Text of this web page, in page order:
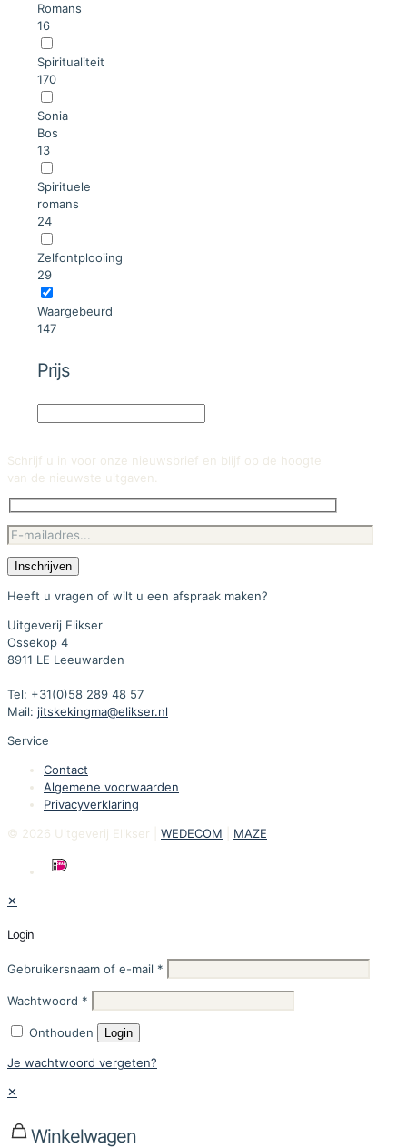
Romans
16
Spiritualiteit
170
Sonia
Bos
13
Spirituele
romans
24
Zelfontplooiing
29
Waargebeurd
147
Prijs
Schrijf u in voor onze nieuwsbrief en blijf op de hoogte
van de nieuwste uitgaven.
Heeft u vragen of wilt u een afspraak maken?
Uitgeverij Elikser
Ossekop 4
8911 LE Leeuwarden
Tel: +31(0)58 289 48 57
Mail: jitskekingma@elikser.nl
Service
Contact
Algemene voorwaarden
Privacyverklaring
© 2026 Uitgeverij Elikser | WEDECOM MAZE
✕
Login
Gebruikersnaam of e-mail *
Wachtwoord *
Onthouden Login
Je wachtwoord vergeten?
✕
Winkelwagen